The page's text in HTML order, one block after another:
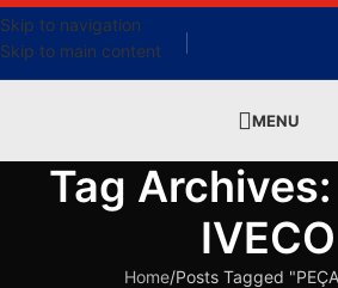
Skip to navigation
Skip to main content
MENU
Tag Archives:
IVECO
Home Posts Tagged